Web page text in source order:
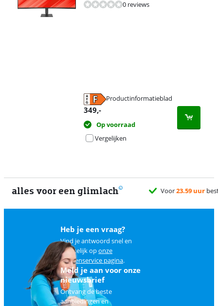
0 reviews
Productinformatieblad
349,-
Op voorraad
Vergelijken
alles voor een glimlach
Heb je een vraag?
Vind je antwoord snel en
makkelijk oponze
klantenservice pagina.
Meld je aan voor onze
nieuwsbrief
Ontvang de beste
aanbiedingen en